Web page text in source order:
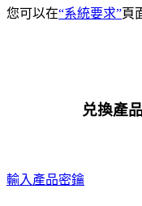
您可以在“系統要求”頁
兑換產
輸入產品密鑰